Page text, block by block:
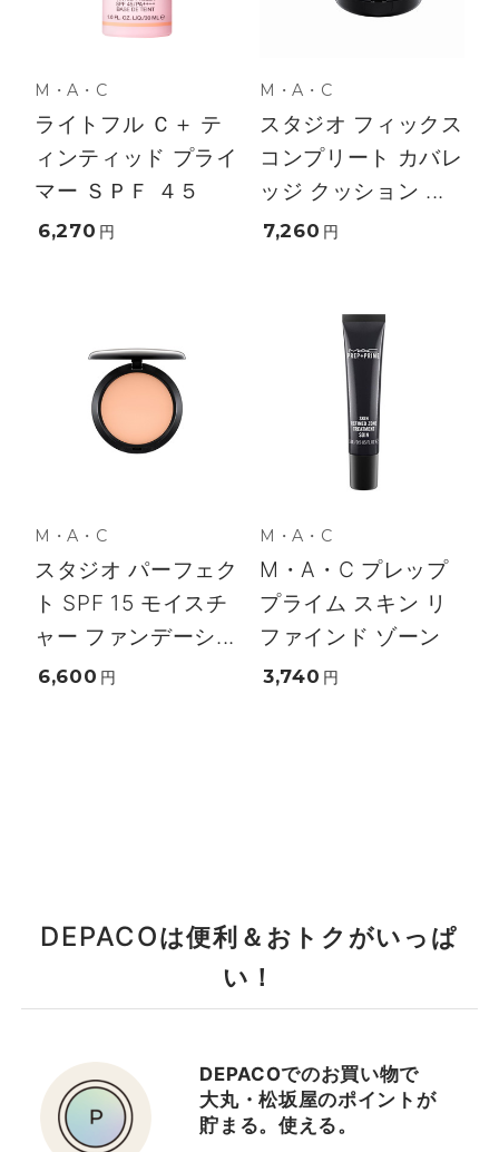
M・A・C
ライトフル Ｃ＋ テ
ィンティッド プライ
マー ＳＰＦ ４５
6,270 円
M・A・C
スタジオ フィックス
コンプリート カバレ
ッジ クッション ...
7,260 円
M・A・C
スタジオ パーフェク
ト SPF 15 モイスチ
ャー ファンデーシ...
6,600 円
M・A・C
M・A・C プレップ
プライム スキン リ
ファインド ゾーン
3,740 円
DEPACOは便利＆おトクがいっぱ
い！
DEPACOでのお買い物で
大丸・松坂屋のポイントが
貯まる。使える。